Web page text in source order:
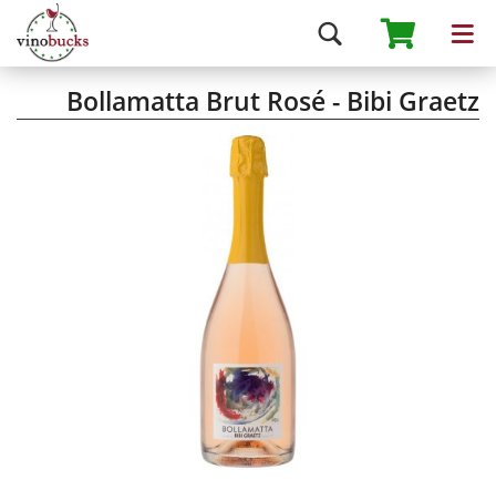
Bollamatta Brut Rosé - Bibi Graetz